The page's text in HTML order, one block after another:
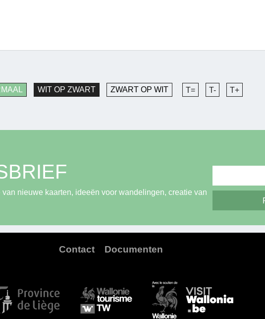
WIT OP ZWART ZWART OP WIT T= T- T+
nieuwe kaarten, ideeën voor wandelingen, creatie van
Contact Documenten